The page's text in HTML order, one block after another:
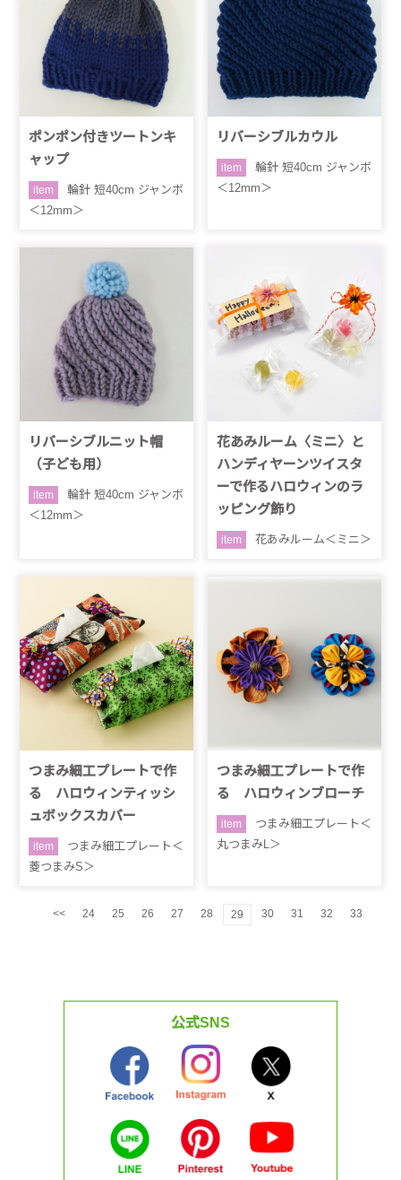
ポンポン付きツートンキ
ャップ
item
輪針 短40cm ジャンボ
＜12mm＞
リバーシブルカウル
item
輪針 短40cm ジャンボ
＜12mm＞
リバーシブルニット帽
（子ども用）
item
輪針 短40cm ジャンボ
＜12mm＞
花あみルーム〈ミニ〉と
ハンディヤーンツイスタ
ーで作るハロウィンのラ
ッピング飾り
item 花あみルーム＜ミニ＞
つまみ細工プレートで作
る ハロウィンティッシ
ュボックスカバー
item
つまみ細工プレート＜
菱つまみS＞
つまみ細工プレートで作
る ハロウィンブローチ
item
つまみ細工プレート＜
丸つまみL＞
<< 24 25 26 27 28 29 30 31 32 33
公式SNS